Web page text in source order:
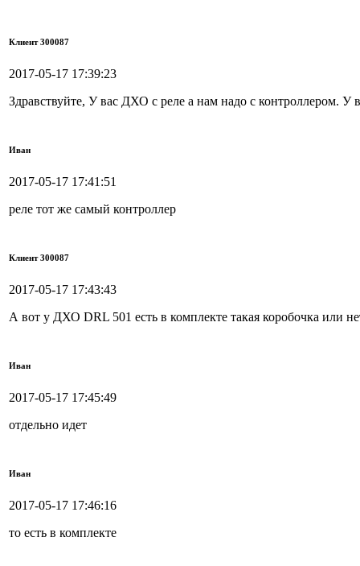
Клиент 300087
2017-05-17 17:39:23
Здравствуйте, У вас ДХО с реле а нам надо с контроллером. У
Иван
2017-05-17 17:41:51
реле тот же самый контроллер
Клиент 300087
2017-05-17 17:43:43
А вот у ДХО DRL 501 есть в комплекте такая коробочка или
Иван
2017-05-17 17:45:49
отдельно идет
Иван
2017-05-17 17:46:16
то есть в комплекте